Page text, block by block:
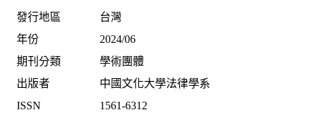
發行地區
台灣
年份
2024/06
期刊分類
學術團體
出版者
中國文化大學法律學系
ISSN
1561-6312